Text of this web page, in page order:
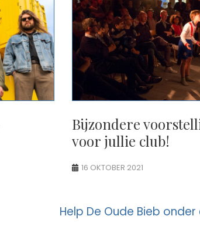
Bijzondere
voor jullie club!
16 OKTOBER 2021
Help De Oude Bieb onder